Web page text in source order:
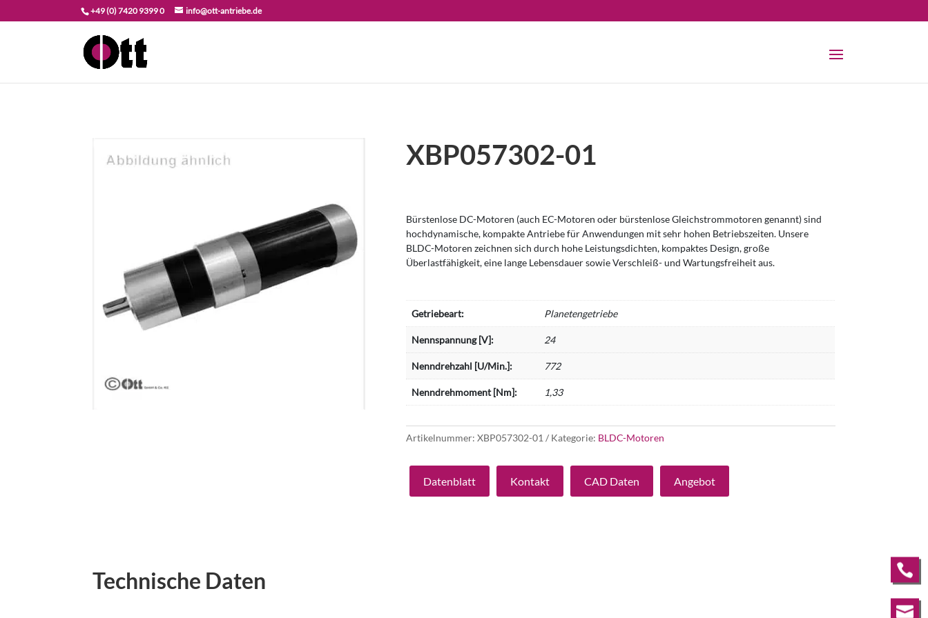
+49 (0) 7420 9399 0 info@ott-antriebe.de
XBP057302-01
Bürstenlose DC-Motoren (auch EC-Motoren oder bürstenlose Gleichstrommotoren genannt) sind
hochdynamische, kompakte Antriebe für Anwendungen mit sehr hohen Betriebszeiten. Unsere
BLDC-Motoren zeichnen sich durch hohe Leistungsdichten, kompaktes Design, große
Überlastfähigkeit, eine lange Lebensdauer sowie Verschleiß- und Wartungsfreiheit aus.
Getriebeart: Planetengetriebe
Nennspannung [V]: 24
Nenndrehzahl [U/Min.]: 772
Nenndrehmoment [Nm]: 1,33
Artikelnummer:XBP057302-01 Kategorie: BLDC-Motoren
Datenblatt Kontakt CAD Daten Angebot
Technische Daten 
